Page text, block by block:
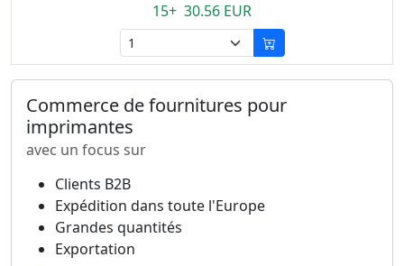
15+ 30.56 EUR
Commerce de fournitures pour
imprimantes
avec un focus sur
Clients B2B
Expédition dans toute l'Europe
Grandes quantités
Exportation